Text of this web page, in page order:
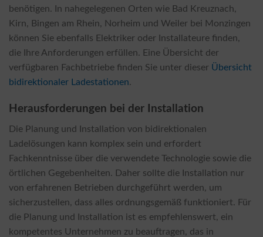
benötigen. In nahegelegenen Orten wie Bad Kreuznach,
Kirn, Bingen am Rhein, Norheim und Weiler bei Monzingen
können Sie ebenfalls Elektriker oder Installateure finden,
die Ihre Anforderungen erfüllen. Eine Übersicht der
verfügbaren Fachbetriebe finden Sie unter dieser Übersicht
bidirektionaler Ladestationen.
Herausforderungen bei der Installation
Die Planung und Installation von bidirektionalen
Ladelösungen kann komplex sein und erfordert
Fachkenntnisse über die verwendete Technologie sowie die
örtlichen Gegebenheiten. Daher sollte die Installation nur
von erfahrenen Betrieben durchgeführt werden, um
sicherzustellen, dass alles ordnungsgemäß funktioniert. Für
die Planung und Installation ist es empfehlenswert, ein
kompetentes Unternehmen zu beauftragen, das in